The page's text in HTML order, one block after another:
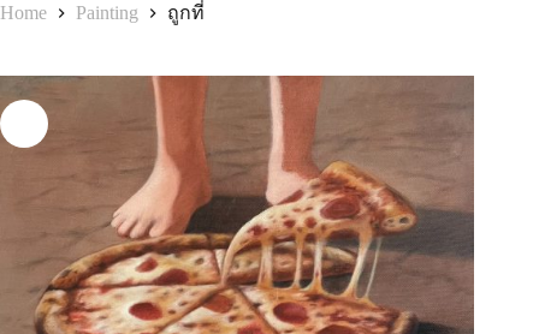
Home Painting ถูกที่